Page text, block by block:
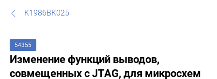
К1986ВК025
54355
Изменение функций выводов,
совмещенных с JTAG, для микросхем